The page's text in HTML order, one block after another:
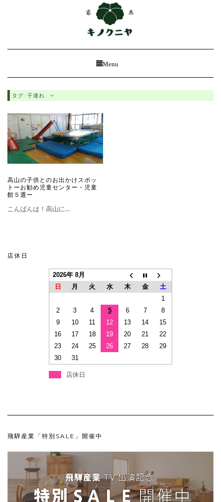
Toggle
Menu
タグ: 子連れ
高山の子供とのお出かけスポッ
トーお勧め児童センター・児童
館５選ー
こんばんは！高山に…
店休日
2026年 8月
日
月 火 水 木 金
土
1
2
3 4 5 6 7
8
9
10 11 12 13 14
15
16
17 18 19 20 21
22
23
24 25 26 27 28
29
30
31
店休日
飛騨産業「特別SALE」開催中